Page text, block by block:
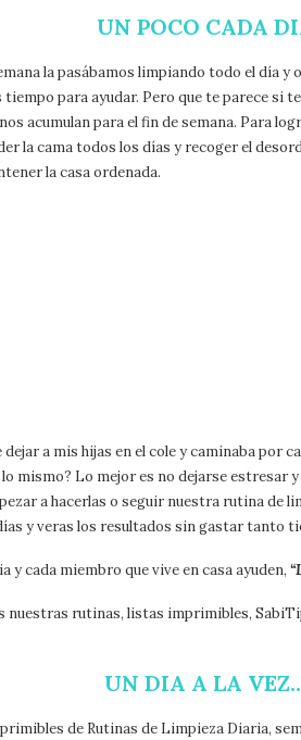
UN POCO CADA
la pasábamos limpiando todo el día
para ayudar. Pero que te parece si
acumulan para el fin de semana. Para
la cama todos los días y recoger el
la casa ordenada.
dejar a mis hijas en el cole y caminaba por
mismo? Lo mejor es no dejarse estresar
a hacerlas o seguir nuestra rutina de
y veras los resultados sin gastar tanto
y cada miembro que vive en casa ayuden,
rutinas, listas imprimibles,
UN DIA A LA
de Rutinas de Limpieza Diaria,